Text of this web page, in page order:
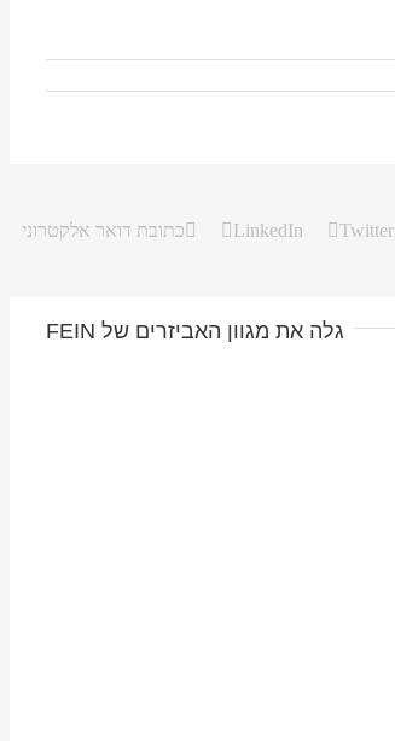
Twitter
LinkedIn כתובת דואר אלקטרוני
גלה את מגוון האביזרים של FEIN